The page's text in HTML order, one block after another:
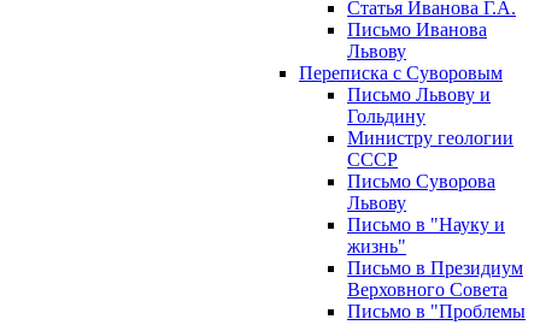
Статья Иванова Г.А.
Письмо Иванова
Львову
Переписка с Суворовым
Письмо Львову и
Гольдину
Министру геологии
СССР
Письмо Суворова
Львову
Письмо в "Науку и
жизнь"
Письмо в Президиум
Верховного Совета
Письмо в "Проблемы